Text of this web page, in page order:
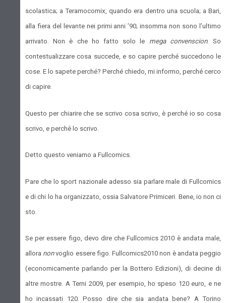
scolastica; a Teramocomix, quando era dentro una scuola; a Bari,
alla fiera del levante nei primi anni ’90; insomma non sono l’ultimo
arrivato. Non è che ho fatto solo le mega convenscion. So
contestualizzare cosa succede, e so capire perché succedono le
cose. E lo sapete perché? Perché chiedo, mi informo, perché cerco
di capire.
Questo per chiarire che se scrivo cosa scrivo, è perché io so cosa
scrivo, e perché lo scrivo.
Detto questo veniamo a Fullcomics.
Pare che lo sport nazionale adesso sia parlare male di Fullcomics
e di chi lo ha organizzato, ossia Salvatore Primiceri. Bene, io non ci
sto.
Se per essere figo, devo dire che Fullcomics 2010 è andata male,
allora nonvoglio essere figo. Fullcomics2010 non è andata peggio
(economicamente parlando per la Bottero Edizioni), di decine di
altre mostre. A Terni 2009, per esempio, ho speso 120 euro, e ne
ho incassati 120. Posso dire che sia andata bene? A Torino